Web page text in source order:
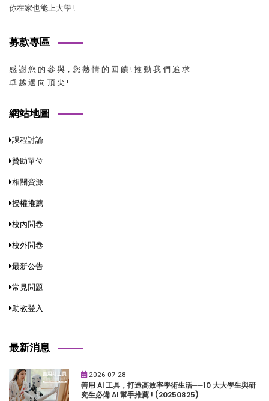
你在家也能上大學 !
募款專區
感 謝 您 的 參 與，您 熱 情 的 回 饋 ! 推 動 我 們 追 求
卓 越 邁 向 頂 尖 !
網站地圖
課程討論
贊助單位
相關資源
授權推薦
校內問卷
校外問卷
最新公告
常見問題
助教登入
最新消息
2026-07-28
善用 AI 工具，打造高效率學術生活──10 大大學生與研
究生必備 AI 幫手推薦 ! (20250825)